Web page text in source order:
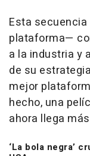
Esta
plataforma—
a la industria y
de su
mejor
hecho, una
ahora llega
‘La bola negra’